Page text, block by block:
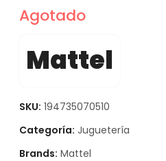
Agotado
Mattel
SKU: 194735070510
Categoría: Juguetería
Brands: Mattel